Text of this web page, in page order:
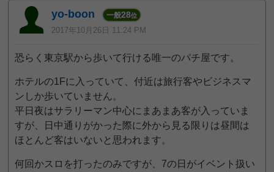
yo-boon 一般28位
2017年10月26日 11:24 PM
恐らく東京駅から歩いて行ける唯一のパチ屋です。
ホテルの1Fに入っていて、付近は旅行客やビジネスマ
ンしか歩いていません。
平日夜はサラリーマン中心にまあまあ客が入っていま
すが、日中通りがかった際に外から見る限りは昼間は
ほとんど客はいないと思われます。
何回かスロを打ったのみですが、7の日がイベント扱い